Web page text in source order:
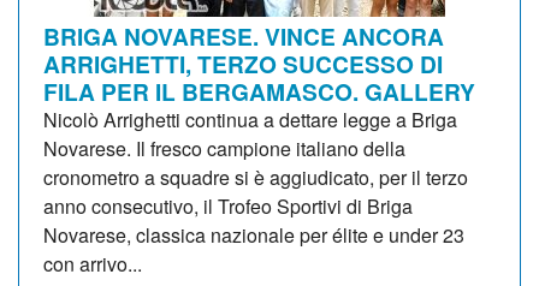
BRIGA NOVARESE. VINCE ANCORA
ARRIGHETTI, TERZO SUCCESSO DI
FILA PER IL BERGAMASCO. GALLERY
Nicolò Arrighetti continua a dettare legge a Briga
Novarese. Il fresco campione italiano della
cronometro a squadre si è aggiudicato, per il terzo
anno consecutivo, il Trofeo Sportivi di Briga
Novarese, classica nazionale per élite e under 23
con arrivo...